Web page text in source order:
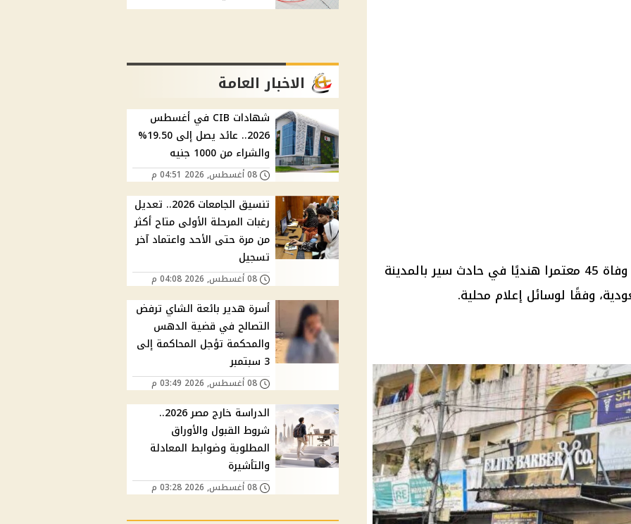
أكدت الشرطة الهندية يوم الاثنين وفاة 45 معتمرا هنديًا في حادث سير بالمدينة
وفقًا لوسائل إعلام محلية.
الاخبار العامة
شهادات CIB في أغسطس
2026.. عائد يصل إلى 19.50%
والشراء من 1000 جنيه
08 أغسطس, 2026 04:51 م
تنسيق الجامعات 2026.. تعديل
رغبات المرحلة الأولى متاح أكثر
من مرة حتى الأحد واعتماد آخر
تسجيل
08 أغسطس, 2026 04:08 م
أسرة هدير بائعة الشاي ترفض
التصالح في قضية الدهس
والمحكمة تؤجل المحاكمة إلى
3 سبتمبر
08 أغسطس, 2026 03:49 م
الدراسة خارج مصر 2026..
شروط القبول والأوراق
المطلوبة وضوابط المعادلة
والتأشيرة
08 أغسطس, 2026 03:28 م